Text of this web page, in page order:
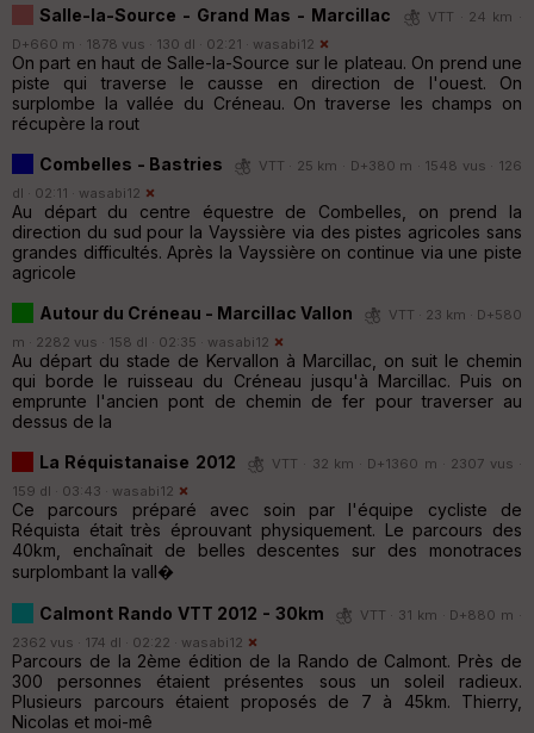
Salle-la-Source - Grand Mas - Marcillac
VTT · 24 km ·
D+660 m · 1878 vus · 130 dl · 02:21 · wasabi12
On part en haut de Salle-la-Source sur le plateau. On prend une
piste qui traverse le causse en direction de l'ouest. On
surplombe la vallée du Créneau. On traverse les champs on
récupère la rout
Combelles - Bastries
VTT · 25 km · D+380 m · 1548 vus · 126
dl · 02:11 · wasabi12
Au départ du centre équestre de Combelles, on prend la
direction du sud pour la Vayssière via des pistes agricoles sans
grandes difficultés. Après la Vayssière on continue via une piste
agricole
Autour du Créneau - Marcillac Vallon
VTT · 23 km · D+580
m · 2282 vus · 158 dl · 02:35 · wasabi12
Au départ du stade de Kervallon à Marcillac, on suit le chemin
qui borde le ruisseau du Créneau jusqu'à Marcillac. Puis on
emprunte l'ancien pont de chemin de fer pour traverser au
dessus de la
La Réquistanaise 2012
VTT · 32 km · D+1360 m · 2307 vus ·
159 dl · 03:43 · wasabi12
Ce parcours préparé avec soin par l'équipe cycliste de
Réquista était très éprouvant physiquement. Le parcours des
40km, enchaînait de belles descentes sur des monotraces
surplombant la vall�
Calmont Rando VTT 2012 - 30km
VTT · 31 km · D+880 m ·
2362 vus · 174 dl · 02:22 · wasabi12
Parcours de la 2ème édition de la Rando de Calmont. Près de
300 personnes étaient présentes sous un soleil radieux.
Plusieurs parcours étaient proposés de 7 à 45km. Thierry,
Nicolas et moi-mê